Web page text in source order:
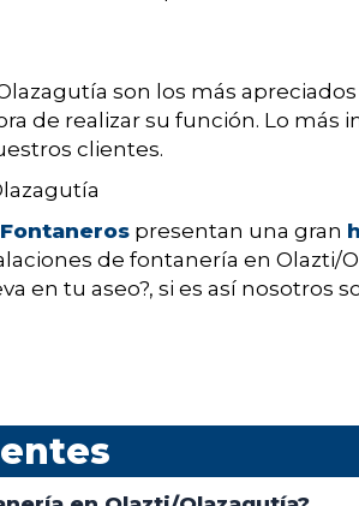
son los más
de realizar su función. Lo más
clientes.
presentan una gran
de fontanería en Olazti/
en tu aseo?, si es así nosotros